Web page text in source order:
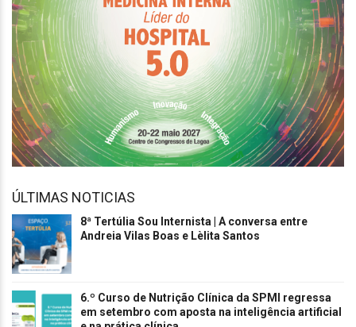
ÚLTIMAS NOTICIAS
8ª Tertúlia Sou Internista | A conversa entre
Andreia Vilas Boas e Lèlita Santos
6.º Curso de Nutrição Clínica da SPMI regressa
em setembro com aposta na inteligência artificial